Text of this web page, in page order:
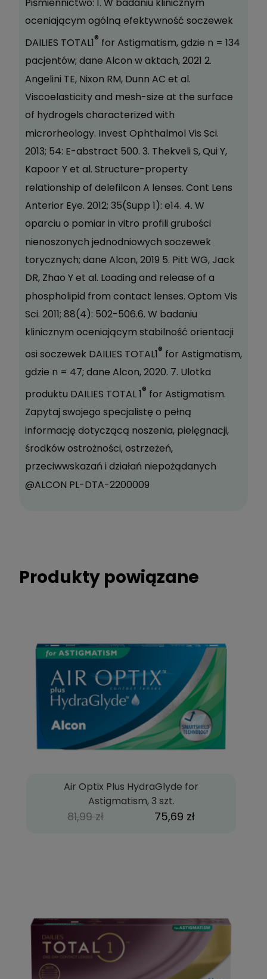
oceniającym ogólną efektywność soczewek
DAILIES TOTAL1® for Astigmatism, gdzie n = 134
pacjentów; dane Alcon w aktach, 2021 2.
Angelini TE, Nixon RM, Dunn AC et al.
Viscoelasticity and mesh-size at the surface
of hydrogels characterized with
microrheology. Invest Ophthalmol Vis Sci.
2013; 54: E-abstract 500. 3. Thekveli S, Qui Y,
Kapoor Y et al. Structure-property
relationship of delefilcon A lenses. Cont Lens
Anterior Eye. 2012; 35(Supp 1): e14. 4. W
oparciu o pomiar in vitro profili grubości
nienoszonych jednodniowych soczewek
torycznych; dane Alcon, 2019 5. Pitt WG, Jack
DR, Zhao Y et al. Loading and release of a
phospholipid from contact lenses. Optom Vis
Sci. 2011; 88(4): 502-506.6. W badaniu
klinicznym oceniającym stabilność orientacji
osi soczewek DAILIES TOTAL1® for Astigmatism,
gdzie n = 47; dane Alcon, 2020. 7. Ulotka
produktu DAILIES TOTAL 1® for Astigmatism.
Zapytaj swojego specjalistę o pełną
informację dotyczącą noszenia, pielęgnacji,
środków ostrożności, ostrzeżeń,
przeciwwskazań i działań niepożądanych
@ALCON PL-DTA-2200009
Produkty powiązane
Air Optix Plus HydraGlyde for
Astigmatism, 3 szt.
75,69 zł
81,99 zł